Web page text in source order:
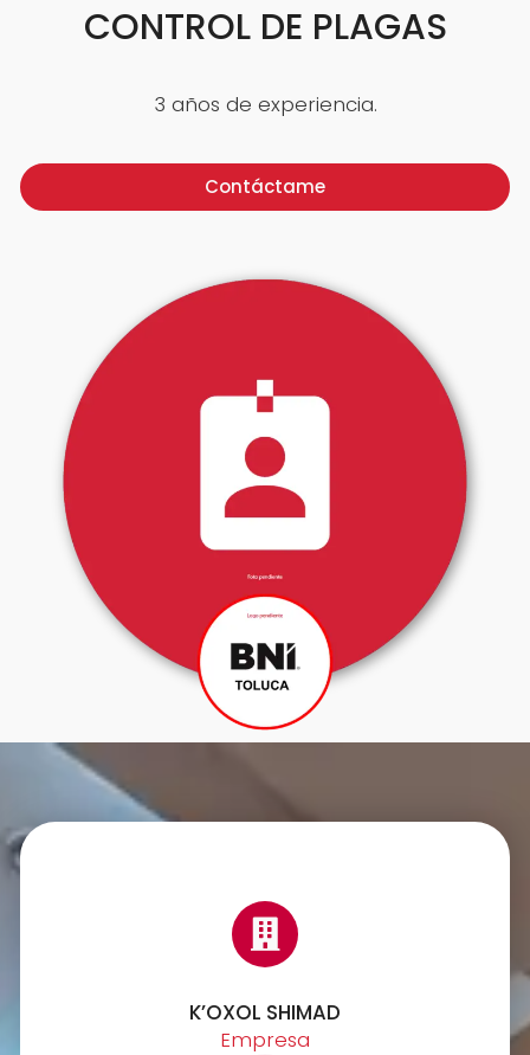
CONTROL DE PLAGAS
3 años de experiencia.
Contáctame
K’OXOL SHIMAD
Empresa